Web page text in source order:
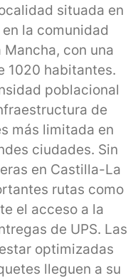
situada en
la comunidad
con una
1020 habitantes.
poblacional
de
más limitada en
ciudades. Sin
en Castilla-La
rutas como
el acceso a la
de UPS. Las
optimizadas
lleguen a su